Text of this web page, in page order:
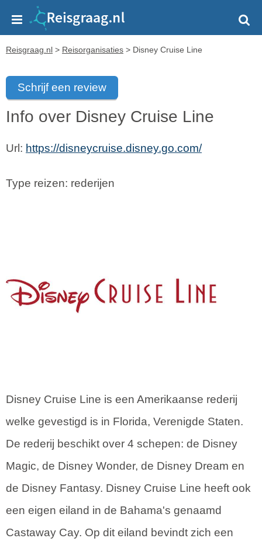
Reisgraag.nl > Reisorganisaties > Disney Cruise Line
Schrijf een review
Info over Disney Cruise Line
Url: https://disneycruise.disney.go.com/
Type reizen: rederijen
Disney Cruise Line is een Amerikaanse rederij
welke gevestigd is in Florida, Verenigde Staten.
De rederij beschikt over 4 schepen: de Disney
Magic, de Disney Wonder, de Disney Dream en
de Disney Fantasy. Disney Cruise Line heeft ook
een eigen eiland in de Bahama's genaamd
Castaway Cay. Op dit eiland bevindt zich een